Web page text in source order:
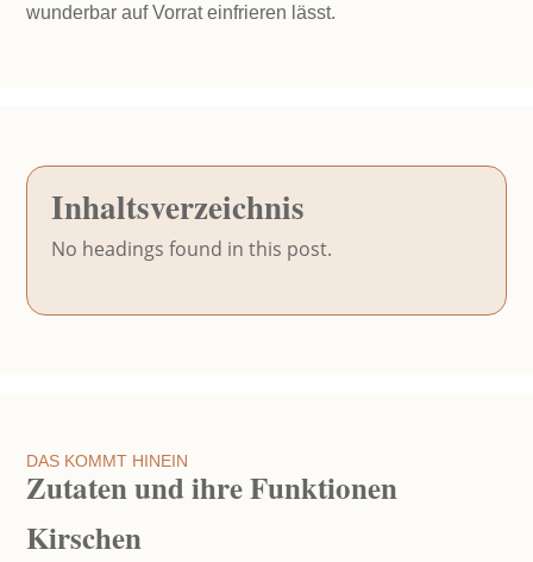
wunderbar auf Vorrat einfrieren lässt.
Inhaltsverzeichnis
No headings found in this post.
DAS KOMMT HINEIN
Zutaten und ihre Funktionen
Kirschen